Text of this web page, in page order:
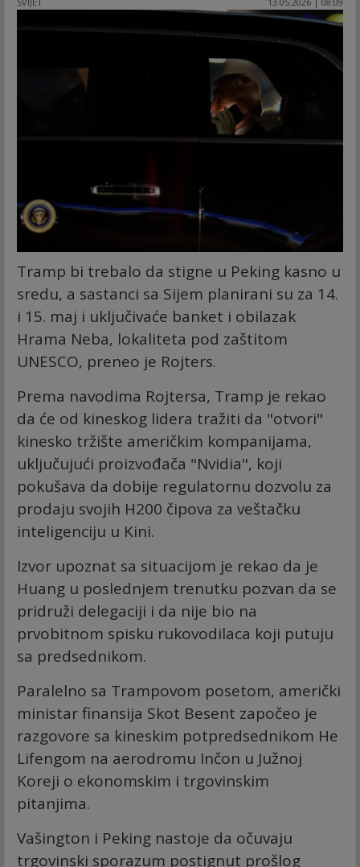
Tramp bi trebalo da stigne u Peking kasno u
sredu, a sastanci sa Sijem planirani su za 14.
i 15. maj i uključivaće banket i obilazak
Hrama Neba, lokaliteta pod zaštitom
UNESCO, preneo je Rojters.
Prema navodima Rojtersa, Tramp je rekao
da će od kineskog lidera tražiti da "otvori"
kinesko tržište američkim kompanijama,
uključujući proizvođača "Nvidia", koji
pokušava da dobije regulatornu dozvolu za
prodaju svojih H200 čipova za veštačku
inteligenciju u Kini.
Izvor upoznat sa situacijom je rekao da je
Huang u poslednjem trenutku pozvan da se
pridruži delegaciji i da nije bio na
prvobitnom spisku rukovodilaca koji putuju
sa predsednikom.
Paralelno sa Trampovom posetom, američki
ministar finansija Skot Besent započeo je
razgovore sa kineskim potpredsednikom He
Lifengom na aerodromu Inčon u Južnoj
Koreji o ekonomskim i trgovinskim
pitanjima.
Vašington i Peking nastoje da očuvaju
trgovinski sporazum postignut prošlog